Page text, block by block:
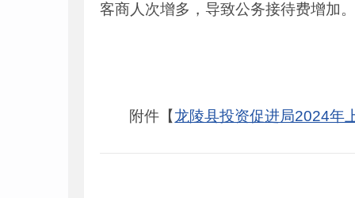
客商人次增多，导致公务接待费增加。
附件【龙陵县投资促进局2024年